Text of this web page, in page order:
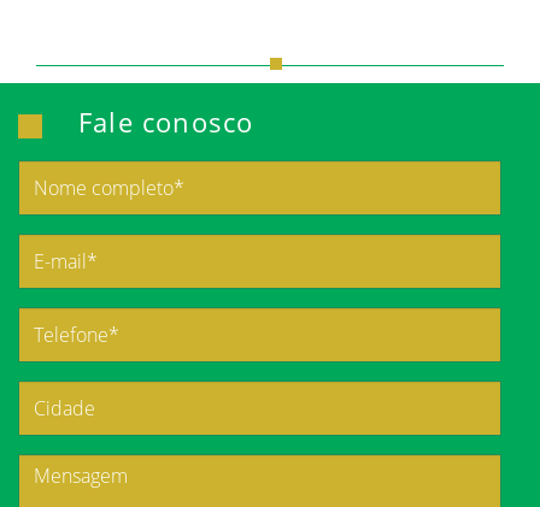
Fale conosco